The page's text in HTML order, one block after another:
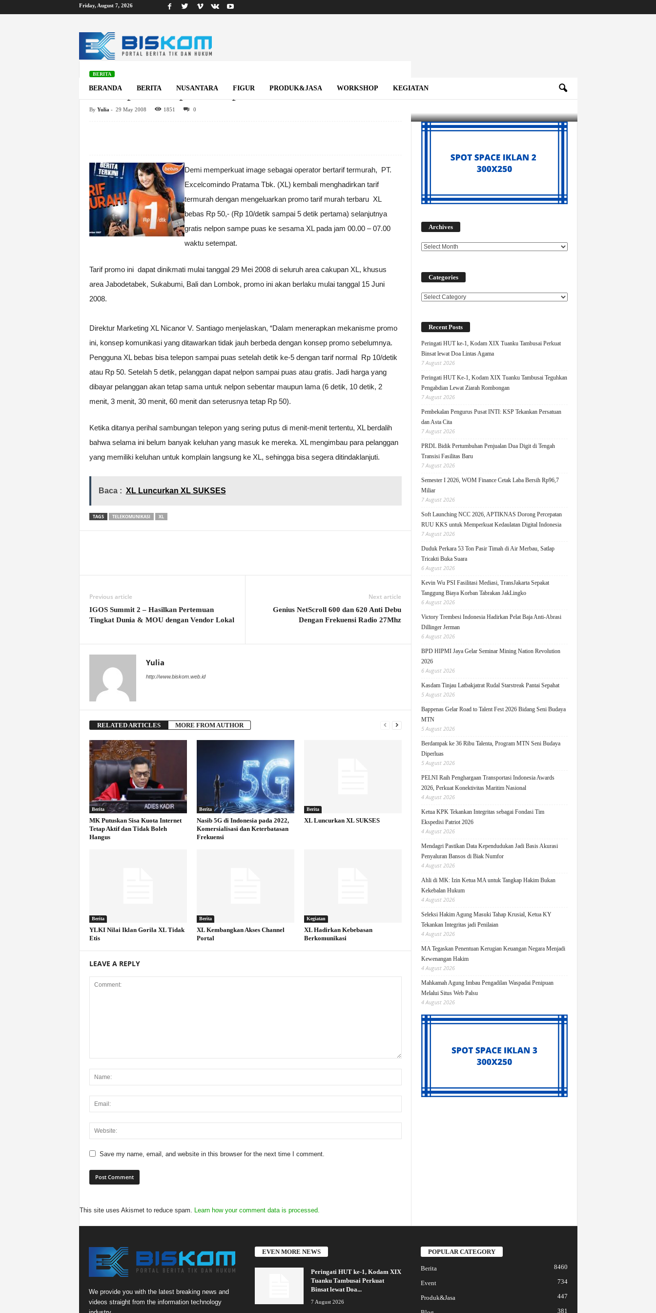
Friday, August 7, 2026
i
BERANDA
BERITA NUSANTARA FIGUR PRODUK&JASA WORKSHOP KEGIATAN
Home Berita XL: Rp 50, Telpon Sampai Puas
BERITA
XL: Rp 50, Telpon Sampai Puas
By Yulia - 29 May 2008 1851 0
Demi memperkuat image sebagai operator bertarif termurah, PT.
Excelcomindo Pratama Tbk. (XL) kembali menghadirkan tarif
termurah dengan mengeluarkan promo tarif murah terbaru XL
bebas Rp 50,- (Rp 10/detik sampai 5 detik pertama) selanjutnya
gratis nelpon sampe puas ke sesama XL pada jam 00.00 – 07.00
waktu setempat.
Tarif promo ini dapat dinikmati mulai tanggal 29 Mei 2008 di seluruh area cakupan XL, khusus
area Jabodetabek, Sukabumi, Bali dan Lombok, promo ini akan berlaku mulai tanggal 15 Juni
2008.
Direktur Marketing XL Nicanor V. Santiago menjelaskan, “Dalam menerapkan mekanisme promo
ini, konsep komunikasi yang ditawarkan tidak jauh berbeda dengan konsep promo sebelumnya.
Pengguna XL bebas bisa telepon sampai puas setelah detik ke-5 dengan tarif normal Rp 10/detik
atau Rp 50. Setelah 5 detik, pelanggan dapat nelpon sampai puas atau gratis. Jadi harga yang
dibayar pelanggan akan tetap sama untuk nelpon sebentar maupun lama (6 detik, 10 detik, 2
menit, 3 menit, 30 menit, 60 menit dan seterusnya tetap Rp 50).
Ketika ditanya perihal sambungan telepon yang sering putus di menit-menit tertentu, XL berdalih
bahwa selama ini belum banyak keluhan yang masuk ke mereka. XL mengimbau para pelanggan
yang memiliki keluhan untuk komplain langsung ke XL, sehingga bisa segera ditindaklanjuti.
Baca : XL Luncurkan XL SUKSES
TAGS TELEKOMUNIKASI XL
Previous article
IGOS Summit 2 – Hasilkan Pertemuan
Tingkat Dunia & MOU dengan Vendor Lokal
Next article
Genius NetScroll 600 dan 620 Anti Debu
Dengan Frekuensi Radio 27Mhz
Yulia
http://www.biskom.web.id
RELATED ARTICLES MORE FROM AUTHOR
Berita
MK Putuskan Sisa Kuota Internet
Tetap Aktif dan Tidak Boleh
Hangus
Berita
Nasib 5G di Indonesia pada 2022,
Komersialisasi dan Keterbatasan
Frekuensi
Berita
XL Luncurkan XL SUKSES
Berita
YLKI Nilai Iklan Gorila XL Tidak
Etis
Berita
XL Kembangkan Akses Channel
Portal
Kegiatan
XL Hadirkan Kebebasan
Berkomunikasi
LEAVE A REPLY
Save my name, email, and website in this browser for the next time I comment.
This site uses Akismet to reduce spam. Learn how your comment data is processed.
Archives
Categories
Categories
Recent Posts
Peringati HUT ke-1, Kodam XIX Tuanku Tambusai Perkuat
Binsat lewat Doa Lintas Agama
7 August 2026
Peringati HUT Ke-1, Kodam XIX Tuanku Tambusai Teguhkan
Pengabdian Lewat Ziarah Rombongan
7 August 2026
Pembekalan Pengurus Pusat INTI: KSP Tekankan Persatuan
dan Asta Cita
7 August 2026
PRDL Bidik Pertumbuhan Penjualan Dua Digit di Tengah
Transisi Fasilitas Baru
7 August 2026
Semester I 2026, WOM Finance Cetak Laba Bersih Rp96,7
Miliar
7 August 2026
Soft Launching NCC 2026, APTIKNAS Dorong Percepatan
RUU KKS untuk Memperkuat Kedaulatan Digital Indonesia
7 August 2026
Duduk Perkara 53 Ton Pasir Timah di Air Merbau, Satlap
Tricakti Buka Suara
6 August 2026
Kevin Wu PSI Fasilitasi Mediasi, TransJakarta Sepakat
Tanggung Biaya Korban Tabrakan JakLingko
6 August 2026
Victory Trembesi Indonesia Hadirkan Pelat Baja Anti-Abrasi
Dillinger Jerman
6 August 2026
BPD HIPMI Jaya Gelar Seminar Mining Nation Revolution
2026
6 August 2026
Kasdam Tinjau Latbakjatrat Rudal Starstreak Pantai Sepahat
5 August 2026
Bappenas Gelar Road to Talent Fest 2026 Bidang Seni Budaya
MTN
5 August 2026
Berdampak ke 36 Ribu Talenta, Program MTN Seni Budaya
Diperluas
5 August 2026
PELNI Raih Penghargaan Transportasi Indonesia Awards
2026, Perkuat Konektivitas Maritim Nasional
4 August 2026
Ketua KPK Tekankan Integritas sebagai Fondasi Tim
Ekspedisi Patriot 2026
4 August 2026
Mendagri Pastikan Data Kependudukan Jadi Basis Akurasi
Penyaluran Bansos di Biak Numfor
4 August 2026
Ahli di MK: Izin Ketua MA untuk Tangkap Hakim Bukan
Kekebalan Hukum
4 August 2026
Seleksi Hakim Agung Masuki Tahap Krusial, Ketua KY
Tekankan Integritas jadi Penilaian
4 August 2026
MA Tegaskan Penentuan Kerugian Keuangan Negara Menjadi
Kewenangan Hakim
4 August 2026
Mahkamah Agung Imbau Pengadilan Waspadai Penipuan
Melalui Situs Web Palsu
4 August 2026
We provide you with the latest breaking news and
videos straight from the information technology
EVEN MORE NEWS
Peringati HUT ke-1, Kodam XIX
Tuanku Tambusai Perkuat
Binsat lewat Doa...
7 August 2026
POPULAR CATEGORY
Berita 8460
Event 734
Produk&Jasa 447
381